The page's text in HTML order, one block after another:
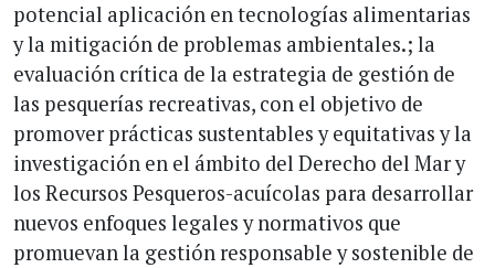
potencial aplicación en tecnologías alimentarias
y la mitigación de problemas ambientales.; la
evaluación crítica de la estrategia de gestión de
las pesquerías recreativas, con el objetivo de
promover prácticas sustentables y equitativas y la
investigación en el ámbito del Derecho del Mar y
los Recursos Pesqueros-acuícolas para desarrollar
nuevos enfoques legales y normativos que
promuevan la gestión responsable y sostenible de